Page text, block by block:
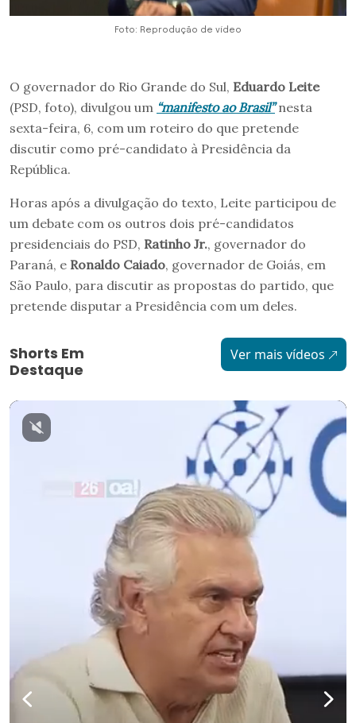
Foto: Reprodução de vídeo
O governador do Rio Grande do Sul, Eduardo Leite
(PSD, foto), divulgou um “manifesto ao Brasil”nesta
sexta-feira, 6, com um roteiro do que pretende
discutir como pré-candidato à Presidência da
República.
Horas após a divulgação do texto, Leite participou de
um debate com os outros dois pré-candidatos
presidenciais do PSD, Ratinho Jr., governador do
Paraná, e Ronaldo Caiado, governador de Goiás, em
São Paulo, para discutir as propostas do partido, que
pretende disputar a Presidência com um deles.
Shorts Em
Destaque
Ver mais vídeos